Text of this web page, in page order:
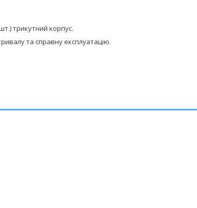
трикутний корпус.
та справну експлуатацію.